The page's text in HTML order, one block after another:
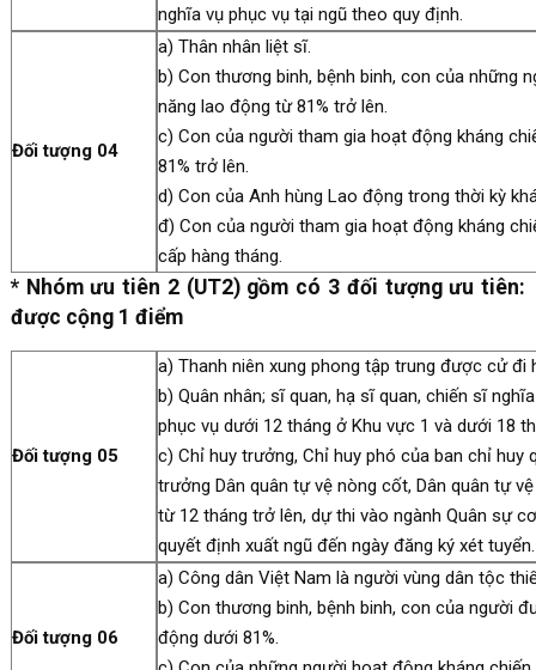
nghĩa vụ phục vụ tại ngũ theo quy định.
Đối tượng 04
a) Thân nhân liệt sĩ.
b) Con thương binh, bệnh binh, con của những
năng lao động từ 81% trở lên.
c) Con của người tham gia hoạt động kháng
81% trở lên.
d) Con của Anh hùng Lao động trong thời kỳ
đ) Con của người tham gia hoạt động kháng
cấp hàng tháng.
* Nhóm ưu tiên 2 (UT2) gồm có 3 đối tượng ưu tiên:
được cộng 1 điểm
Đối tượng 05
a) Thanh niên xung phong tập trung được cử đi
b) Quân nhân; sĩ quan, hạ sĩ quan, chiến sĩ
phục vụ dưới 12 tháng ở Khu vực 1 và dưới 18
c) Chỉ huy trưởng, Chỉ huy phó của ban chỉ
trưởng Dân quân tự vệ nòng cốt, Dân quân tự
từ 12 tháng trở lên, dự thi vào ngành Quân sự
quyết định xuất ngũ đến ngày đăng ký xét tuyển.
Đối tượng 06
a) Công dân Việt Nam là người vùng dân tộc
b) Con thương binh, bệnh binh, con của người
động dưới 81%.